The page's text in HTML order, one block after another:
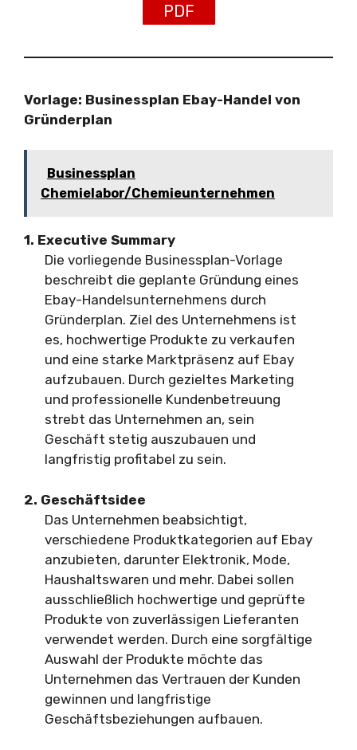
PDF
Vorlage: Businessplan Ebay-Handel von
Gründerplan
Businessplan
Chemielabor/Chemieunternehmen
1. Executive Summary
Die vorliegende Businessplan-Vorlage
beschreibt die geplante Gründung eines
Ebay-Handelsunternehmens durch
Gründerplan. Ziel des Unternehmens ist
es, hochwertige Produkte zu verkaufen
und eine starke Marktpräsenz auf Ebay
aufzubauen. Durch gezieltes Marketing
und professionelle Kundenbetreuung
strebt das Unternehmen an, sein
Geschäft stetig auszubauen und
langfristig profitabel zu sein.
2. Geschäftsidee
Das Unternehmen beabsichtigt,
verschiedene Produktkategorien auf Ebay
anzubieten, darunter Elektronik, Mode,
Haushaltswaren und mehr. Dabei sollen
ausschließlich hochwertige und geprüfte
Produkte von zuverlässigen Lieferanten
verwendet werden. Durch eine sorgfältige
Auswahl der Produkte möchte das
Unternehmen das Vertrauen der Kunden
gewinnen und langfristige
Geschäftsbeziehungen aufbauen.